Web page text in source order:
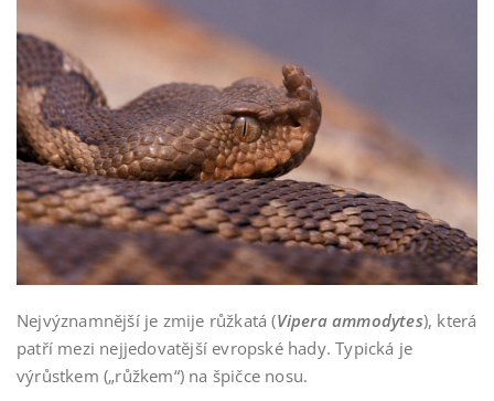
Nejvýznamnější je zmije růžkatá (Vipera ammodytes), která
patří mezi nejjedovatější evropské hady. Typická je
výrůstkem („růžkem“) na špičce nosu.